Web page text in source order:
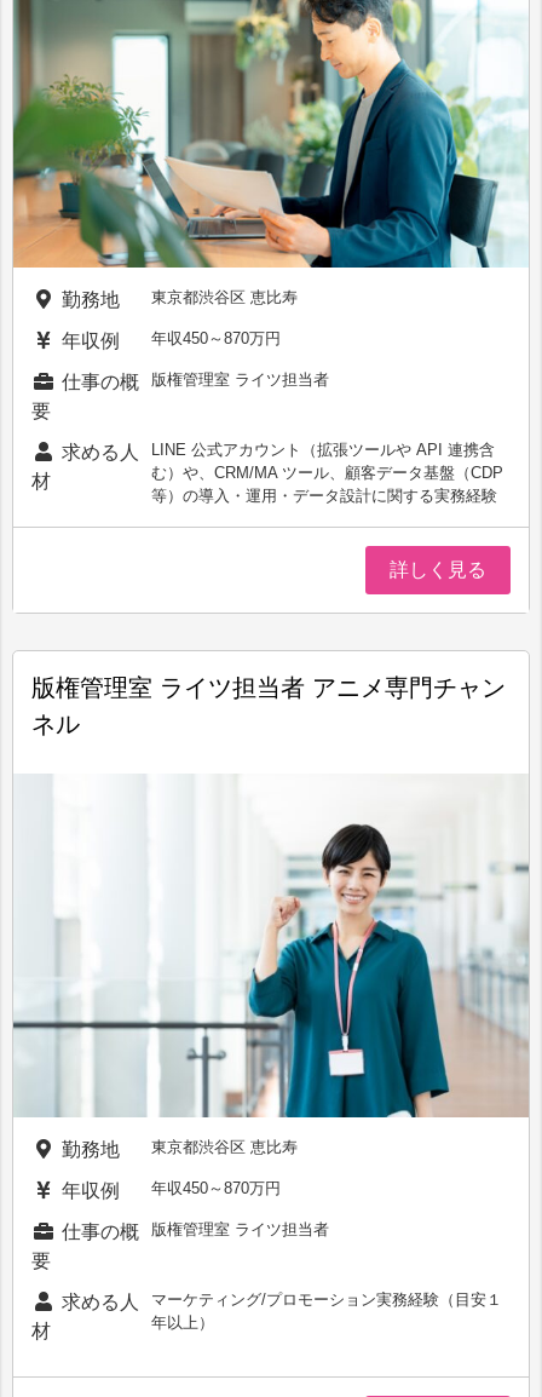
勤務地 東京都渋谷区 恵比寿
年収例 年収450～870万円
仕事の概
要
版権管理室 ライツ担当者
求める人
材
LINE 公式アカウント（拡張ツールや API 連携含
む）や、CRM/MA ツール、顧客データ基盤（CDP
等）の導入・運用・データ設計に関する実務経験
詳しく見る
版権管理室 ライツ担当者 アニメ専門チャン
ネル
勤務地 東京都渋谷区 恵比寿
年収例 年収450～870万円
仕事の概
要
版権管理室 ライツ担当者
求める人
材
マーケティング/プロモーション実務経験（目安１
年以上）